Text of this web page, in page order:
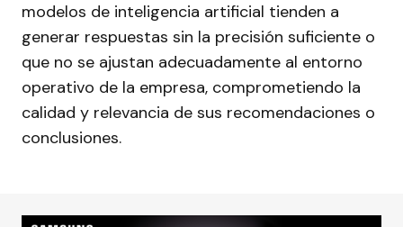
modelos de inteligencia artificial tienden a
generar respuestas sin la precisión suficiente o
que no se ajustan adecuadamente al entorno
operativo de la empresa, comprometiendo la
calidad y relevancia de sus recomendaciones o
conclusiones.